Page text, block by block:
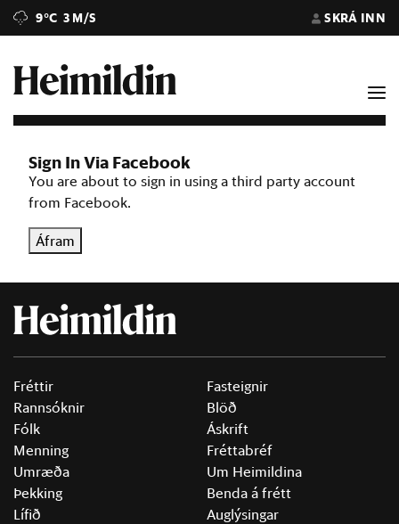
9°C 3 M/S SKRÁ INN
Sign In Via Facebook
You are about to sign in using a third party account
from Facebook.
Áfram
Fréttir
Rannsóknir
Fólk
Menning
Umræða
Þekking
Lífið
Fasteignir
Blöð
Áskrift
Fréttabréf
Um Heimildina
Benda á frétt
Auglýsingar